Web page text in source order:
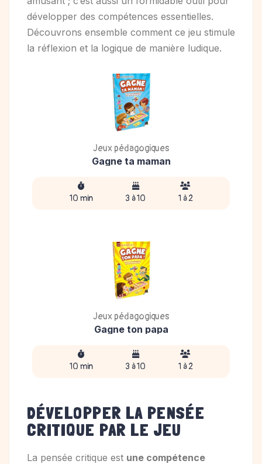
développer des compétences essentielles.
Découvrons ensemble comment ce jeu stimule
la réflexion et la logique de manière ludique.
Jeux pédagogiques
Gagne ta maman
10 min 3 à 10 1 à 2
Jeux pédagogiques
Gagne ton papa
10 min 3 à 10 1 à 2
DÉVELOPPER LA PENSÉE
CRITIQUE PAR LE JEU
La pensée critique est une compétence